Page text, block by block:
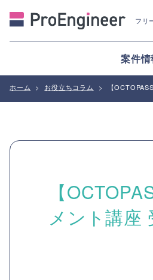
フリ
案件情
ホーム > お役立ちコラム > 【
【
メント講座